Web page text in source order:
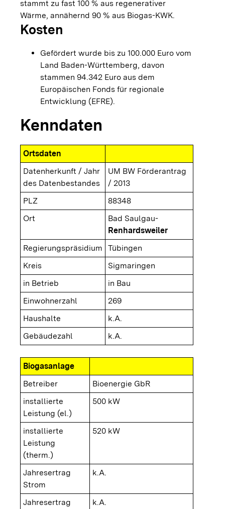
stammt zu fast 100 % aus regenerativer
Wärme, annähernd 90 % aus Biogas-KWK.
Kosten
Gefördert wurde bis zu 100.000 Euro vom
Land Baden-Württemberg, davon
stammen 94.342 Euro aus dem
Europäischen Fonds für regionale
Entwicklung (EFRE).
Kenndaten
Ortsdaten
Datenherkunft / Jahr
des Datenbestandes
UM BW Förderantrag
/ 2013
PLZ
88348
Ort
Bad Saulgau-
Renhardsweiler
Regierungspräsidium
Tübingen
Kreis
Sigmaringen
in Betrieb
in Bau
Einwohnerzahl
269
Haushalte
k.A.
Gebäudezahl
k.A.
Biogasanlage
Betreiber
Bioenergie GbR
installierte
Leistung (el.)
500 kW
installierte
Leistung
(therm.)
520 kW
Jahresertrag
Strom
k.A.
Jahresertrag
k.A.